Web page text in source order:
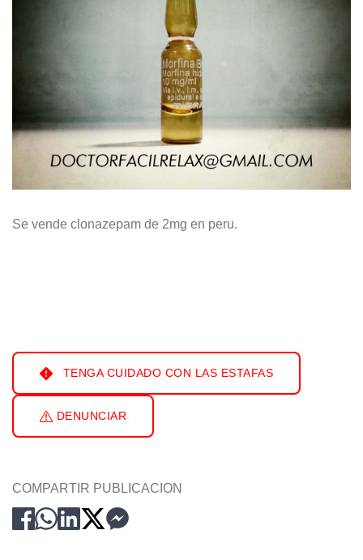
Se vende clonazepam de 2mg en peru.
TENGA CUIDADO CON LAS ESTAFAS
DENUNCIAR
COMPARTIR PUBLICACION